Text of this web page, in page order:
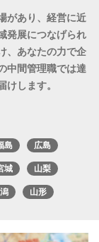
があり、経営に近
発展につなげられ
、あなたの力で企
中間管理職では達
けします。
島 広島
城 山梨
山形